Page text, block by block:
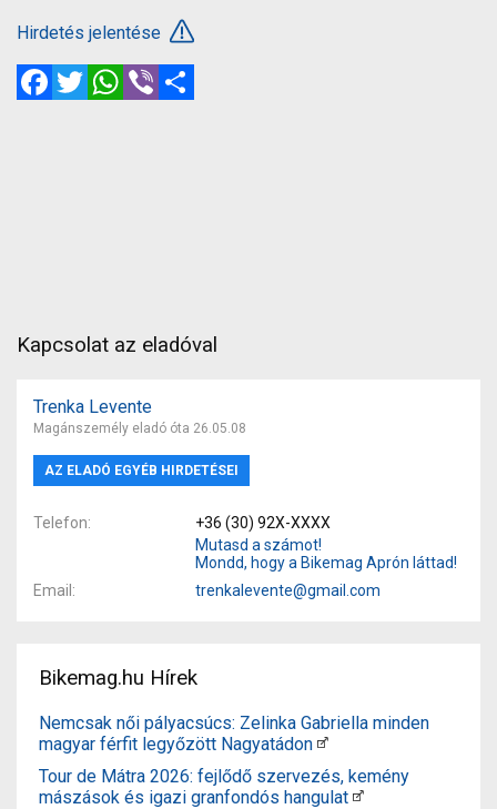
Hirdetés jelentése
FacebookTwitterWhatsApp
Viber
Kapcsolat az eladóval
Trenka Levente
Magánszemély eladó óta 26.05.08
AZ ELADÓ EGYÉB HIRDETÉSEI
Telefon
+36 (30) 92X-XXXX
Mutasd a számot!
Mondd, hogy a Bikemag Aprón láttad!
Email
trenkalevente@gmail.com
Bikemag.hu Hírek
Nemcsak női pályacsúcs: Zelinka Gabriella minden
magyar férfit legyőzött Nagyatádon
Tour de Mátra 2026: fejlődő szervezés, kemény
mászások és igazi granfondós hangulat